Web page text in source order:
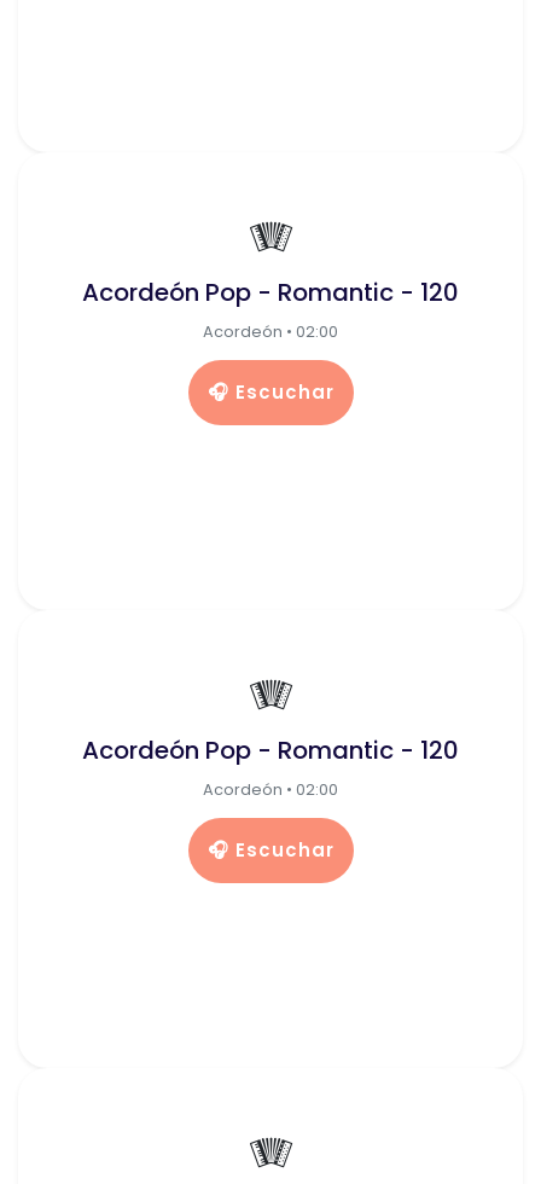
🪗
Acordeón Pop - Romantic - 120
Acordeón • 02:00
🎧 Escuchar
🪗
Acordeón Pop - Romantic - 120
Acordeón • 02:00
🎧 Escuchar
🪗